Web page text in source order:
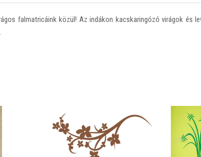
falmatricáink közül! Az indákon kacskaringózó virágok és